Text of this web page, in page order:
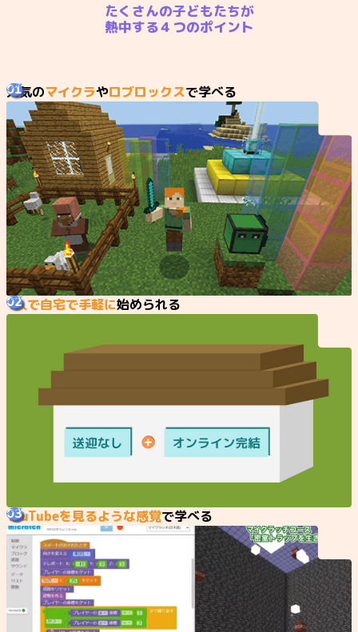
たくさんの子どもたちが
熱中する４つのポイント
01
人気のマイクラやロブロックスで学べる
02
1人で自宅で手軽に始められる
03
YouTubeを見るような感覚で学べる